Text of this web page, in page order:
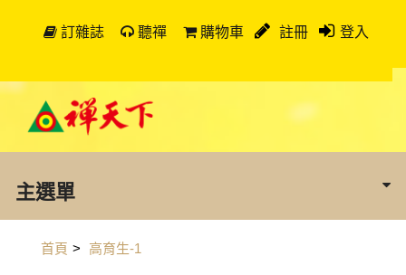
訂雜誌 聽禪 購物車 註冊 登入
主選單
首頁 > 高育生-1